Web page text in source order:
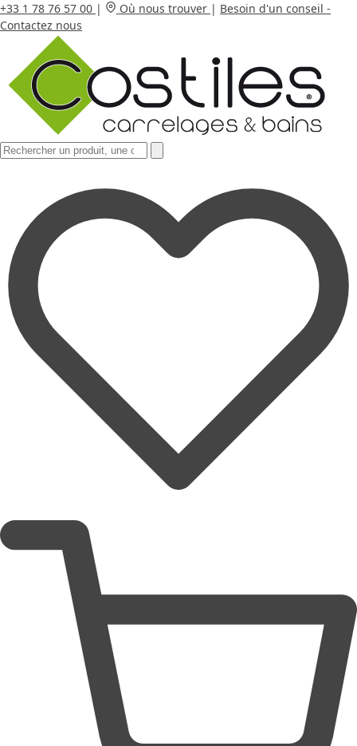
+33 1 78 76 57 00 | Où nous trouver | Besoin d'un conseil -
Contactez nous